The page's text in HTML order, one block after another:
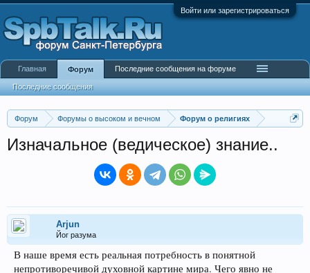
Войти или зарегистрироваться
Форум Форумы о высоком и вечном Форум о религиях
Изначальное (ведическое) знание..
Arjun
Йог разума
В наше время есть реальная потребность в понятной
непротиворечивой духовной картине мира. Чего явно не
Главная Форум
Последние сообщения
Последние сообщения на форуме